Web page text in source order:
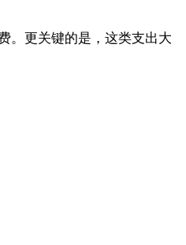
。更关键的是，这类支出大